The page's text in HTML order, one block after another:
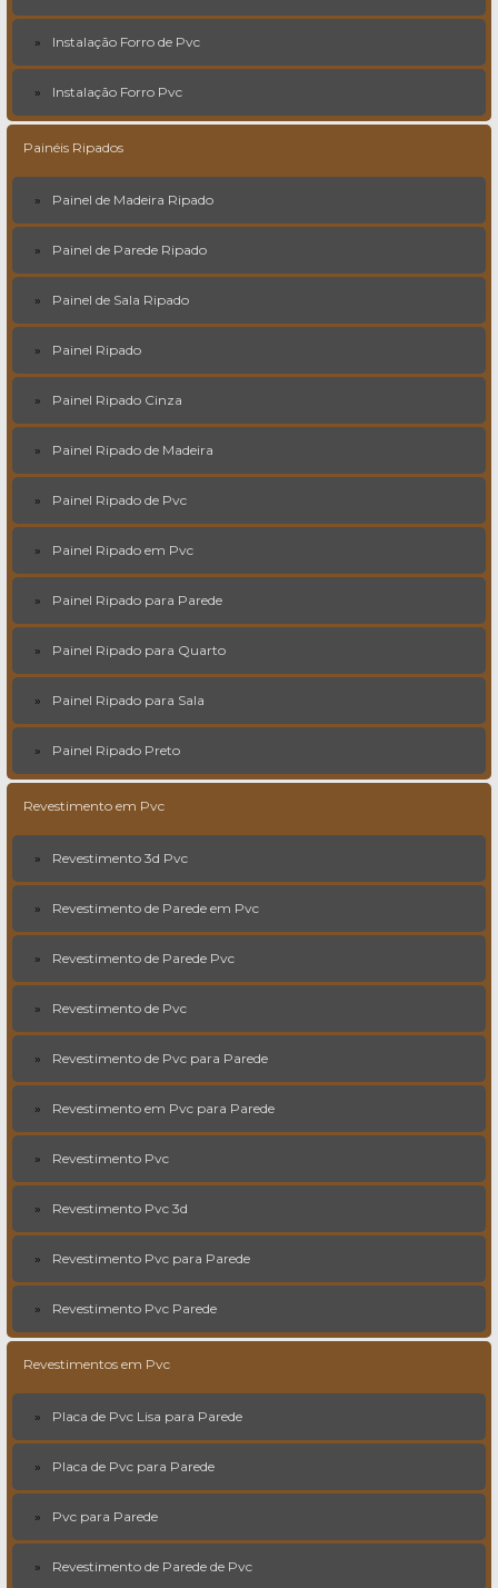
Instalação Forro de Pvc
Instalação Forro Pvc
Painéis Ripados
Painel de Madeira Ripado
Painel de Parede Ripado
Painel de Sala Ripado
Painel Ripado
Painel Ripado Cinza
Painel Ripado de Madeira
Painel Ripado de Pvc
Painel Ripado em Pvc
Painel Ripado para Parede
Painel Ripado para Quarto
Painel Ripado para Sala
Painel Ripado Preto
Revestimento em Pvc
Revestimento 3d Pvc
Revestimento de Parede em Pvc
Revestimento de Parede Pvc
Revestimento de Pvc
Revestimento de Pvc para Parede
Revestimento em Pvc para Parede
Revestimento Pvc
Revestimento Pvc 3d
Revestimento Pvc para Parede
Revestimento Pvc Parede
Revestimentos em Pvc
Placa de Pvc Lisa para Parede
Placa de Pvc para Parede
Pvc para Parede
Revestimento de Parede de Pvc